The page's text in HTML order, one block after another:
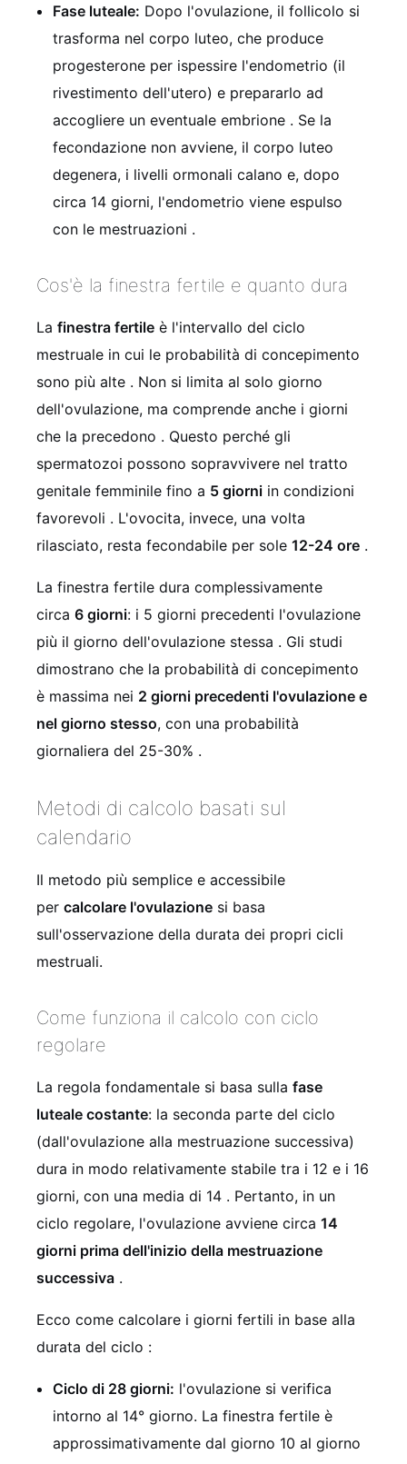
Fase luteale: Dopo l'ovulazione, il follicolo si
trasforma nel corpo luteo, che produce
progesterone per ispessire l'endometrio (il
rivestimento dell'utero) e prepararlo ad
accogliere un eventuale embrione . Se la
fecondazione non avviene, il corpo luteo
degenera, i livelli ormonali calano e, dopo
circa 14 giorni, l'endometrio viene espulso
con le mestruazioni .
Cos'è la finestra fertile e quanto dura
La finestra fertile è l'intervallo del ciclo
mestruale in cui le probabilità di concepimento
sono più alte . Non si limita al solo giorno
dell'ovulazione, ma comprende anche i giorni
che la precedono . Questo perché gli
spermatozoi possono sopravvivere nel tratto
genitale femminile fino a 5 giorni in condizioni
favorevoli . L'ovocita, invece, una volta
rilasciato, resta fecondabile per sole 12-24 ore .
La finestra fertile dura complessivamente
circa 6 giorni: i 5 giorni precedenti l'ovulazione
più il giorno dell'ovulazione stessa . Gli studi
dimostrano che la probabilità di concepimento
è massima nei 2 giorni precedenti l'ovulazione e
nel giorno stesso, con una probabilità
giornaliera del 25-30% .
Metodi di calcolo basati sul
calendario
Il metodo più semplice e accessibile
per calcolare l'ovulazione si basa
sull'osservazione della durata dei propri cicli
mestruali.
Come funziona il calcolo con ciclo
regolare
La regola fondamentale si basa sulla fase
luteale costante: la seconda parte del ciclo
(dall'ovulazione alla mestruazione successiva)
dura in modo relativamente stabile tra i 12 e i 16
giorni, con una media di 14 . Pertanto, in un
ciclo regolare, l'ovulazione avviene circa 14
giorni prima dell'inizio della mestruazione
successiva .
Ecco come calcolare i giorni fertili in base alla
durata del ciclo :
Ciclo di 28 giorni: l'ovulazione si verifica
intorno al 14° giorno. La finestra fertile è
approssimativamente dal giorno 10 al giorno